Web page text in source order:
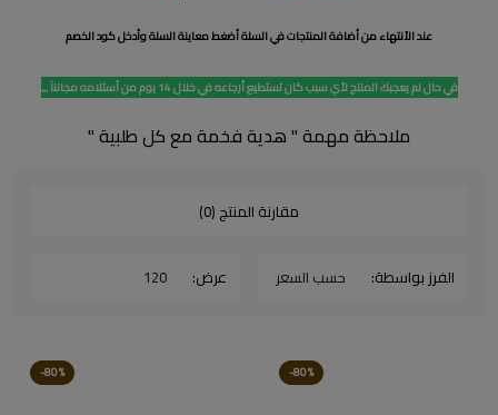
عند الأنتهاء من أضافة المنتجات في السلة أضغط معاينة السلة وأدخل كود الخصم
في حال لم يعجبك المنتج لأي سبب كان تستطيع أرجاعه في خلال 14 يوم من أستلامه مجاننآ ,,,
ملاحظة مهمة " هدية فخمة مع كل طلبية "
مقارنة المنتج (0)
الفرز بواسطة: عرض:
-80%
-80%